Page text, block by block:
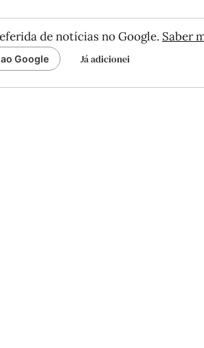
de notícias no Google. Saber
Google Já adicionei